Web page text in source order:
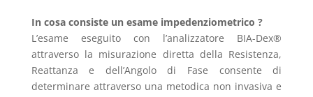
In cosa consiste un esame impedenziometrico ?
L’esame eseguito con l’analizzatore BIA-Dex®
attraverso la misurazione diretta della Resistenza,
Reattanza e dell’Angolo di Fase consente di
determinare attraverso una metodica non invasiva e